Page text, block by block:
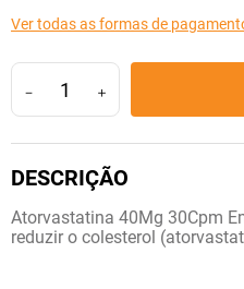
Ver todas as formas de
＋
－
Atorvastatina 40Mg 30Cpm
reduzir o colesterol
10º tadalafila